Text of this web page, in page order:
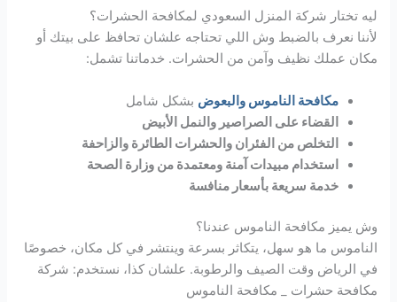
ليه تختار شركة المنزل السعودي لمكافحة الحشرات؟
لأننا نعرف بالضبط وش اللي تحتاجه علشان تحافظ على بيتك أو
مكان عملك نظيف وآمن من الحشرات. خدماتنا تشمل:
مكافحة الناموس والبعوض بشكل شامل
القضاء على الصراصير والنمل الأبيض
التخلص من الفئران والحشرات الطائرة والزاحفة
استخدام مبيدات آمنة ومعتمدة من وزارة الصحة
خدمة سريعة بأسعار منافسة
وش يميز مكافحة الناموس عندنا؟
الناموس ما هو سهل، يتكاثر بسرعة وينتشر في كل مكان، خصوصًا
في الرياض وقت الصيف والرطوبة. علشان كذا، نستخدم: شركة
مكافحة حشرات _ مكافحة الناموس